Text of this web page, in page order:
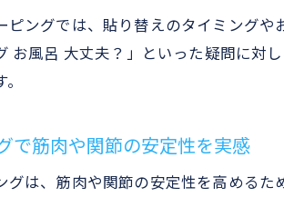
整骨院
整骨院
サポーターと
整骨院
ピングでは、貼り替えのタイミング
お風呂 大丈夫？」といった疑問に対
で筋肉や関節の安定性を実感
グは、筋肉や関節の安定性を高める